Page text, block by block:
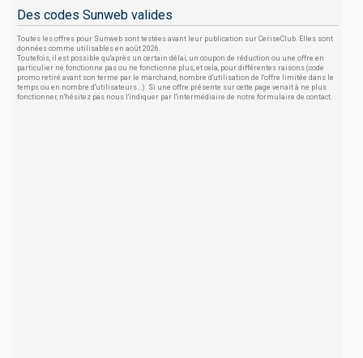
Des codes Sunweb valides
Toutes les offres pour Sunweb sont testées avant leur publication sur CeriseClub. Elles sont
données comme utilisables en août 2026.
Toutefois, il est possible qu'après un certain délai, un coupon de réduction ou une offre en
particulier ne fonctionne pas ou ne fonctionne plus, et cela, pour différentes raisons (code
promo retiré avant son terme par le marchand, nombre d'utilisation de l'offre limitée dans le
temps ou en nombre d'utilisateurs...). Si une offre présente sur cette page venait à ne plus
fonctionner, n'hésitez pas nous l'indiquer par l'intermédiaire de notre formulaire de contact.